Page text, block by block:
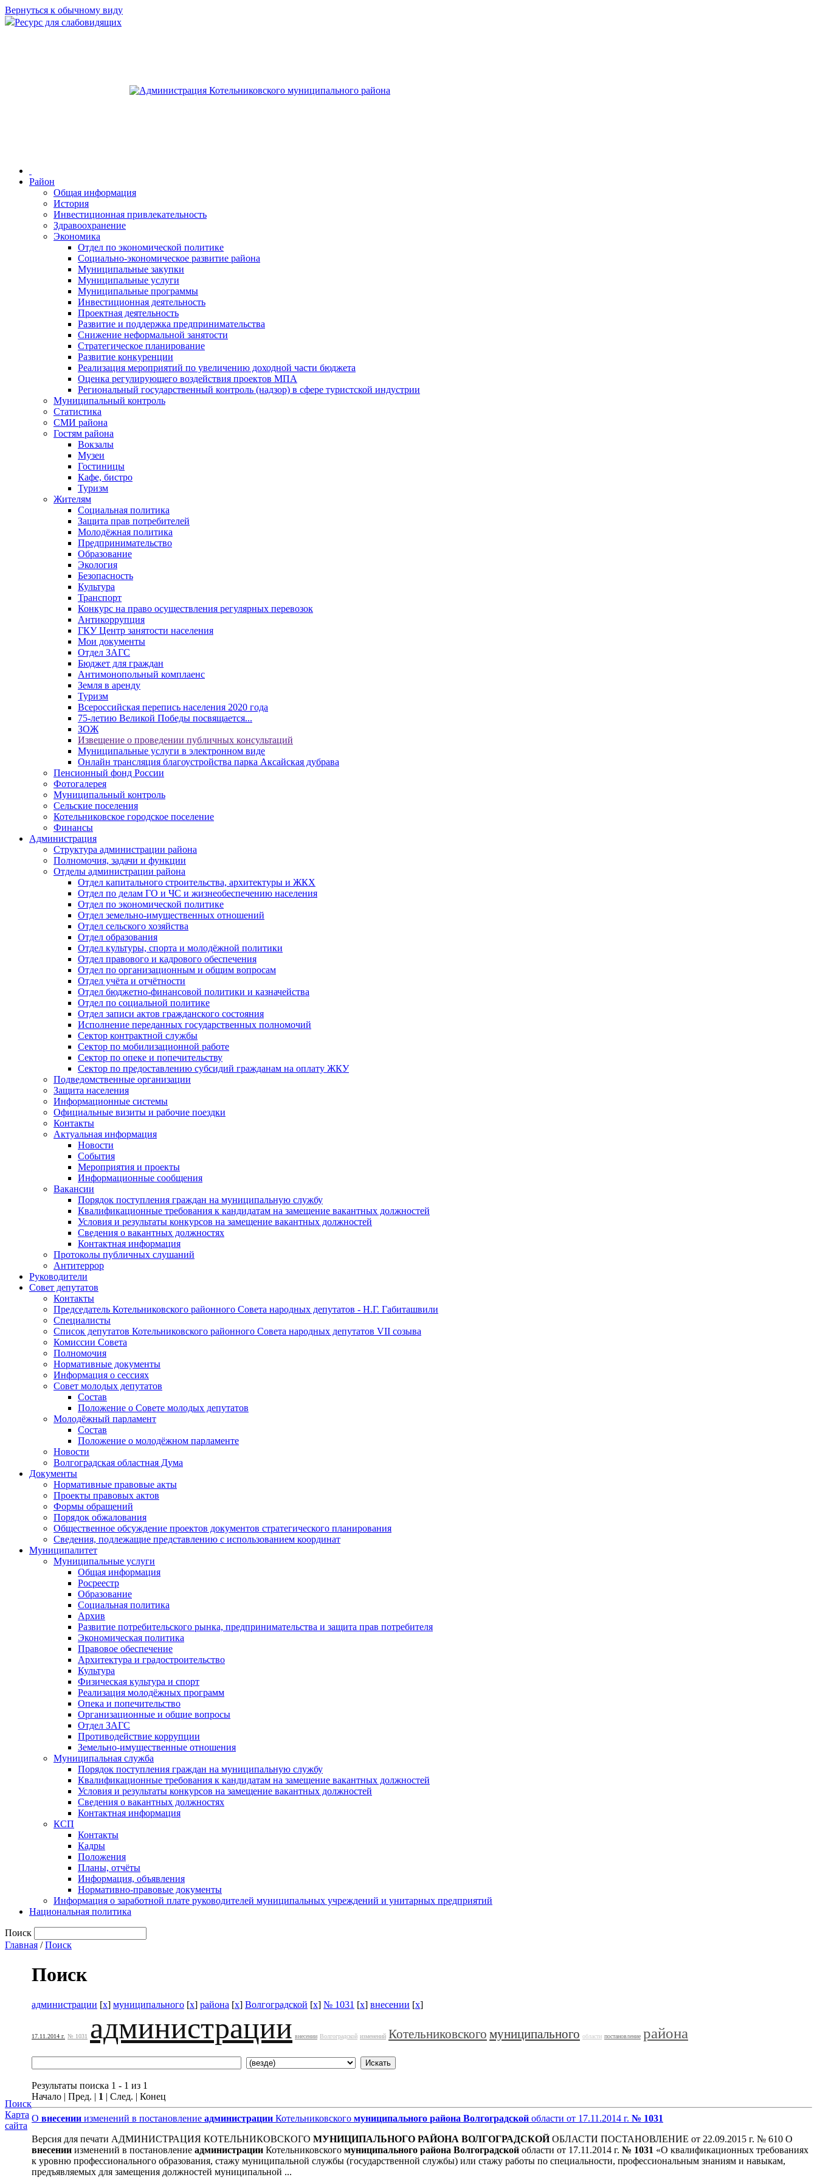
Вернуться к обычному виду
Ресурс для слабовидящих
Район
Общая информация
История
Инвестиционная привлекательность
Здравоохранение
Экономика
Отдел по экономической политике
Социально-экономическое развитие района
Муниципальные закупки
Муниципальные услуги
Муниципальные программы
Инвестиционная деятельность
Проектная деятельность
Развитие и поддержка предпринимательства
Снижение неформальной занятости
Стратегическое планирование
Развитие конкуренции
Реализация мероприятий по увеличению доходной части бюджета
Оценка регулирующего воздействия проектов МПА
Региональный государственный контроль (надзор) в сфере туристской индустрии
Муниципальный контроль
Статистика
СМИ района
Гостям района
Вокзалы
Музеи
Гостиницы
Кафе, бистро
Туризм
Жителям
Социальная политика
Защита прав потребителей
Молодёжная политика
Предпринимательство
Образование
Экология
Безопасность
Культура
Транспорт
Конкурс на право осуществления регулярных перевозок
Антикоррупция
ГКУ Центр занятости населения
Мои документы
Отдел ЗАГС
Бюджет для граждан
Антимонопольный комплаенс
Земля в аренду
Туризм
Всероссийская перепись населения 2020 года
75-летию Великой Победы посвящается...
ЗОЖ
Извещение о проведении публичных консультаций
Муниципальные услуги в электронном виде
Онлайн трансляция благоустройства парка Аксайская дубрава
Пенсионный фонд России
Фотогалерея
Муниципальный контроль
Сельские поселения
Котельниковское городское поселение
Финансы
Администрация
Структура администрации района
Полномочия, задачи и функции
Отделы администрации района
Отдел капитального строительства, архитектуры и ЖКХ
Отдел по делам ГО и ЧС и жизнеобеспечению населения
Отдел по экономической политике
Отдел земельно-имущественных отношений
Отдел сельского хозяйства
Отдел образования
Отдел культуры, спорта и молодёжной политики
Отдел правового и кадрового обеспечения
Отдел по организационным и общим вопросам
Отдел учёта и отчётности
Отдел бюджетно-финансовой политики и казначейства
Отдел по социальной политике
Отдел записи актов гражданского состояния
Исполнение переданных государственных полномочий
Сектор контрактной службы
Сектор по мобилизационной работе
Сектор по опеке и попечительству
Сектор по предоставлению субсидий гражданам на оплату ЖКУ
Подведомственные организации
Защита населения
Информационные системы
Официальные визиты и рабочие поездки
Контакты
Актуальная информация
Новости
События
Мероприятия и проекты
Информационные сообщения
Вакансии
Порядок поступления граждан на муниципальную службу
Квалификационные требования к кандидатам на замещение вакантных должностей
Условия и результаты конкурсов на замещение вакантных должностей
Сведения о вакантных должностях
Контактная информация
Протоколы публичных слушаний
Антитеррор
Руководители
Совет депутатов
Контакты
Председатель Котельниковского районного Совета народных депутатов - Н.Г. Габиташвили
Специалисты
Список депутатов Котельниковского районного Совета народных депутатов VII созыва
Комиссии Совета
Полномочия
Нормативные документы
Информация о сессиях
Совет молодых депутатов
Состав
Положение о Совете молодых депутатов
Молодёжный парламент
Состав
Положение о молодёжном парламенте
Новости
Волгоградская областная Дума
Документы
Нормативные правовые акты
Проекты правовых актов
Формы обращений
Порядок обжалования
Общественное обсуждение проектов документов стратегического планирования
Сведения, подлежащие представлению с использованием координат
Муниципалитет
Муниципальные услуги
Общая информация
Росреестр
Образование
Социальная политика
Архив
Развитие потребительского рынка, предпринимательства и защита прав потребителя
Экономическая политика
Правовое обеспечение
Архитектура и градостроительство
Культура
Физическая культура и спорт
Реализация молодёжных программ
Опека и попечительство
Организационные и общие вопросы
Отдел ЗАГС
Противодействие коррупции
Земельно-имущественные отношения
Муниципальная служба
Порядок поступления граждан на муниципальную службу
Квалификационные требования к кандидатам на замещение вакантных должностей
Условия и результаты конкурсов на замещение вакантных должностей
Сведения о вакантных должностях
Контактная информация
КСП
Контакты
Кадры
Положения
Планы, отчёты
Информация, объявления
Нормативно-правовые документы
Информация о заработной плате руководителей муниципальных учреждений и унитарных предприятий
Национальная политика
Поиск
Главная /Поиск
Поиск
Карта
сайта
Поиск
администрации [x] муниципального [x] района [x] Волгоградской [x] № 1031 [x] внесении [x]
17.11.2014 г. № 1031 администрации внесении Волгоградской изменений Котельниковского муниципального области постановление района
Результаты поиска 1 - 1 из 1
Начало | Пред. | 1 | След. | Конец
О внесении изменений в постановление администрации Котельниковского муниципального района Волгоградской области от 17.11.2014 г. № 1031
Версия для печати АДМИНИСТРАЦИЯ КОТЕЛЬНИКОВСКОГО МУНИЦИПАЛЬНОГО РАЙОНА ВОЛГОГРАДСКОЙОБЛАСТИ ПОСТАНОВЛЕНИЕ от 22.09.2015 г. № 610 О
внесении изменений в постановление администрации Котельниковского муниципального района Волгоградской области от 17.11.2014 г. № 1031 «О квалификационных требованиях
к уровню профессионального образования, стажу муниципальной службы (государственной службы) или стажу работы по специальности, профессиональным знаниям и навыкам,
предъявляемых для замещения должностей муниципальной ...